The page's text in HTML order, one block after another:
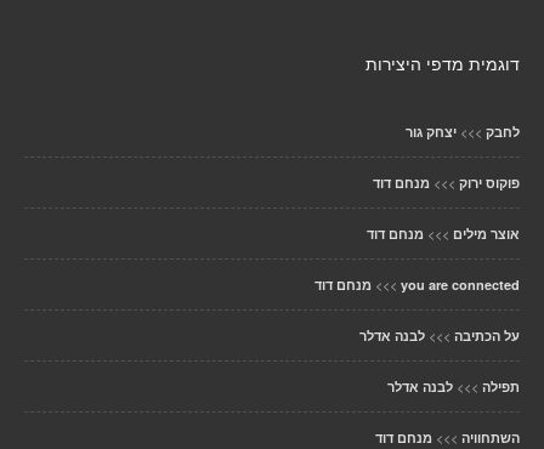
דוגמית מדפי היצירות
לחבק >>> יצחק גור
פוקוס ירוק >>> מנחם דוד
אוצר מילים >>> מנחם דוד
you are connected
>>> מנחם דוד
על הכתיבה >>> לבנה אדלר
תפילה >>> לבנה אדלר
השתחוויה >>> מנחם דוד